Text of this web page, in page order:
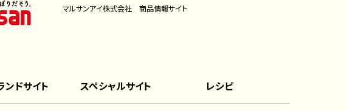
マルサンアイ株式会社 商品情報サイト
ンドサイト スペシャルサイト レシピ